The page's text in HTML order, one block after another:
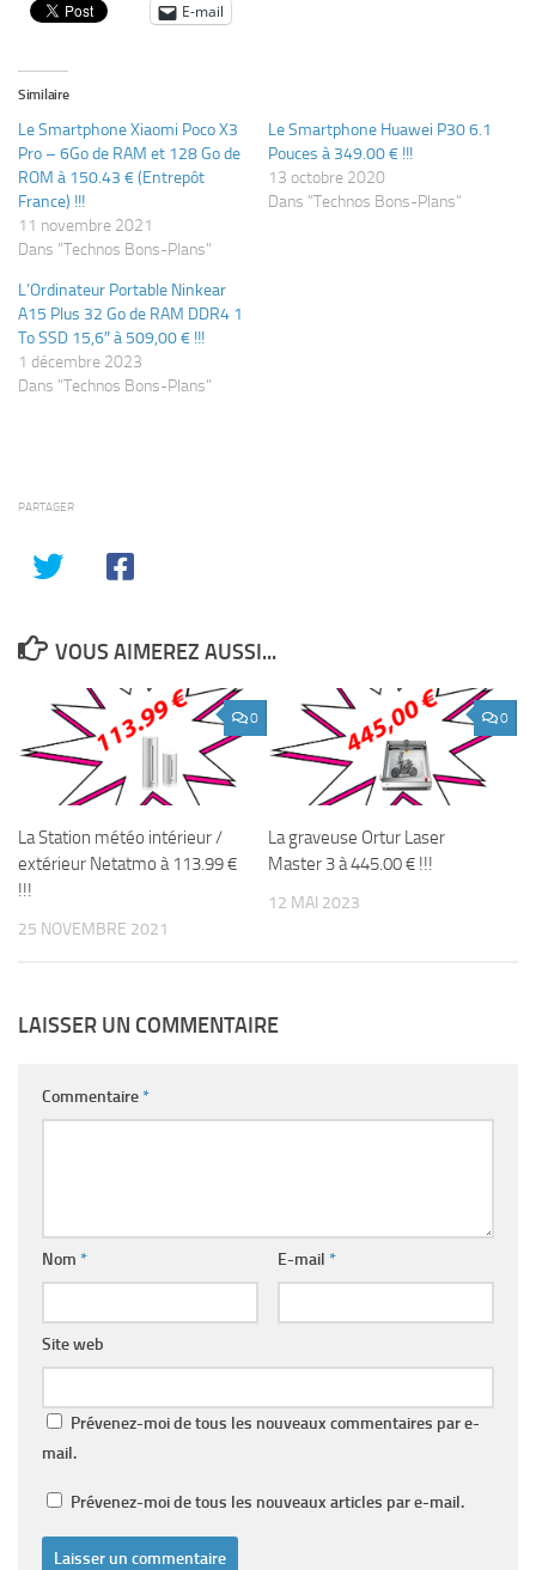
E-mail
Similaire
Le Smartphone Xiaomi Poco X3
Pro – 6Go de RAM et 128 Go de
ROM à 150.43 € (Entrepôt
France) !!!
11 novembre 2021
Dans "Technos Bons-Plans"
Le Smartphone Huawei P30 6.1
Pouces à 349.00 € !!!
13 octobre 2020
Dans "Technos Bons-Plans"
L’Ordinateur Portable Ninkear
A15 Plus 32 Go de RAM DDR4 1
To SSD 15,6″ à 509,00 € !!!
1 décembre 2023
Dans "Technos Bons-Plans"
PARTAGER
VOUS AIMEREZ AUSSI...
0
La Station météo intérieur /
extérieur Netatmo à 113.99 €
!!!
25 NOVEMBRE 2021
0
La graveuse Ortur Laser
Master 3 à 445.00 € !!!
12 MAI 2023
LAISSER UN COMMENTAIRE
Commentaire*
Nom * E-mail *
Site web
Prévenez-moi de tous les nouveaux commentaires par e-
mail.
Prévenez-moi de tous les nouveaux articles par e-mail.